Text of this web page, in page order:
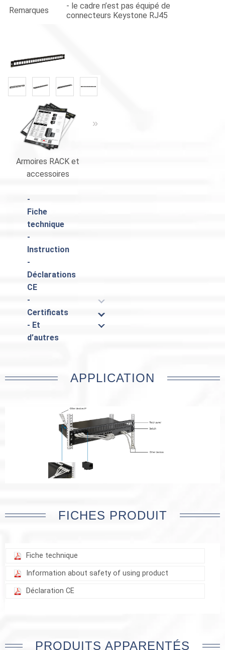
Remarques
- le cadre n’est pas équipé de
connecteurs Keystone RJ45
Armoires RACK et
accessoires
»
-
Fiche
technique
-
Instruction
-
Déclarations
CE
-
Certificats
- Et
d’autres
APPLICATION
FICHES PRODUIT
Fiche technique
Information about safety of using product
Déclaration CE
PRODUITS APPARENTÉS